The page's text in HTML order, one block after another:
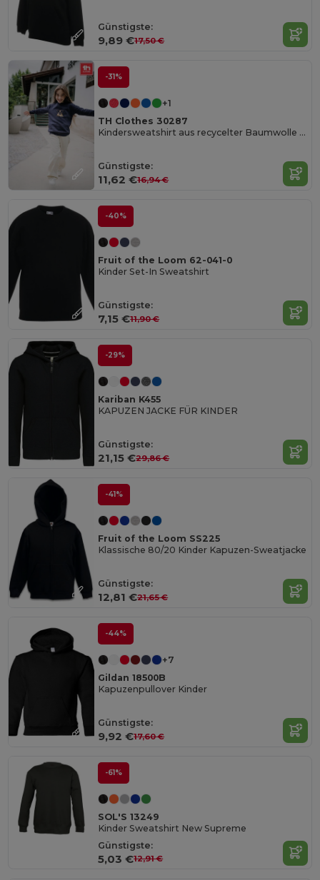
Günstigste:
9,89 €17,50 €
-31%
+1
TH Clothes 30287
Kindersweatshirt aus recycelter Baumwolle und Polyester
Günstigste:
11,62 €16,94 €
-40%
Fruit of the Loom 62-041-0
Kinder Set-In Sweatshirt
Günstigste:
7,15 €11,90 €
-29%
Kariban K455
KAPUZEN JACKE FÜR KINDER
Günstigste:
21,15 €29,86 €
-41%
Fruit of the Loom SS225
Klassische 80/20 Kinder Kapuzen-Sweatjacke
Günstigste:
12,81 €21,65 €
-44%
+7
Gildan 18500B
Kapuzenpullover Kinder
Günstigste:
9,92 €17,60 €
-61%
SOL'S 13249
Kinder Sweatshirt New Supreme
Günstigste:
5,03 €12,91 €